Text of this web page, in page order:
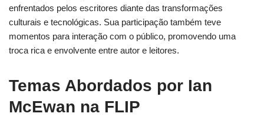
enfrentados pelos escritores diante das transformações
culturais e tecnológicas. Sua participação também teve
momentos para interação com o público, promovendo uma
troca rica e envolvente entre autor e leitores.
Temas Abordados por Ian
McEwan na FLIP